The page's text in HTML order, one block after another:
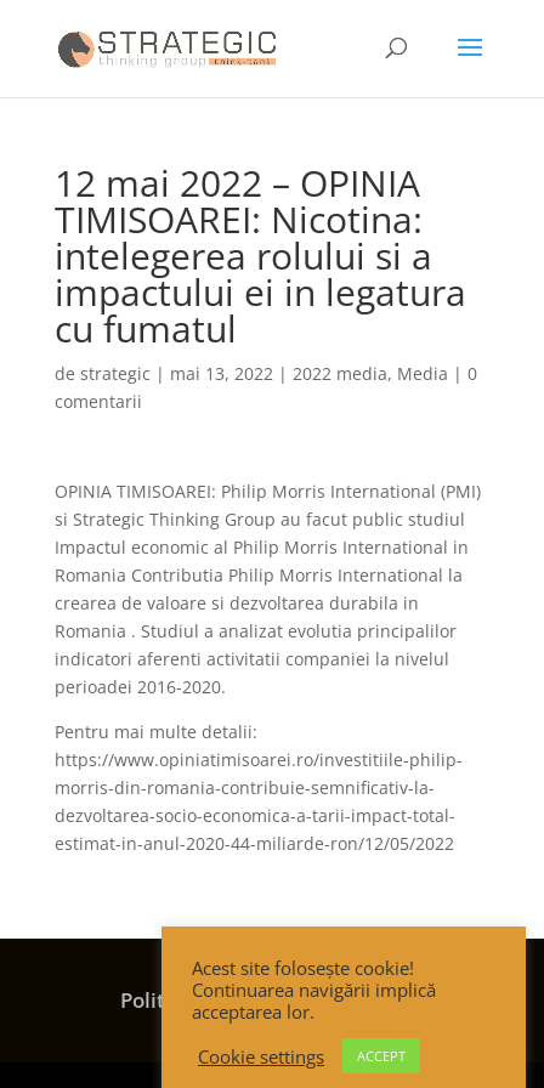
12 mai 2022 – OPINIA
TIMISOAREI: Nicotina:
intelegerea rolului si a
impactului ei in legatura
cu fumatul
de strategic | mai 13, 2022| 2022 media, Media | 0
comentarii
OPINIA TIMISOAREI: Philip Morris International (PMI)
si Strategic Thinking Group au facut public studiul
Impactul economic al Philip Morris International in
Romania Contributia Philip Morris International la
crearea de valoare si dezvoltarea durabila in
Romania . Studiul a analizat evolutia principalilor
indicatori aferenti activitatii companiei la nivelul
perioadei 2016-2020.
Pentru mai multe detalii:
https://www.opiniatimisoarei.ro/investitiile-philip-
morris-din-romania-contribuie-semnificativ-la-
dezvoltarea-socio-economica-a-tarii-impact-total-
estimat-in-anul-2020-44-miliarde-ron/12/05/2022
Termeni și condiții
Politica de confidențialitate
Politica de cookies
Acest site folosește cookie!
Continuarea navigării implică
acceptarea lor.
Cookie settings
ACCEPT